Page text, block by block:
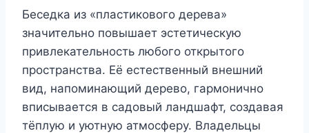
Беседка из «пластикового дерева»
значительно повышает эстетическую
привлекательность любого открытого
пространства. Её естественный внешний
вид, напоминающий дерево, гармонично
вписывается в садовый ландшафт, создавая
тёплую и уютную атмосферу. Владельцы